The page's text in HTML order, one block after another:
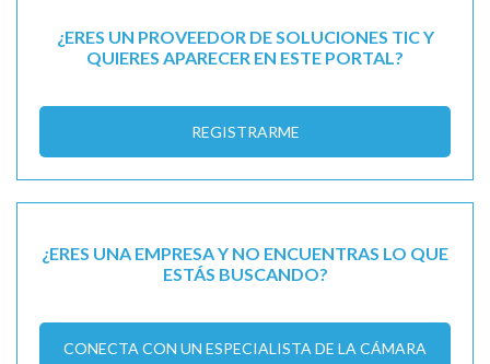
¿ERES UN PROVEEDOR DE SOLUCIONES TIC Y
QUIERES APARECER EN ESTE PORTAL?
REGISTRARME
¿ERES UNA EMPRESA Y NO ENCUENTRAS LO QUE
ESTÁS BUSCANDO?
CONECTA CON UN ESPECIALISTA DE LA CÁMARA